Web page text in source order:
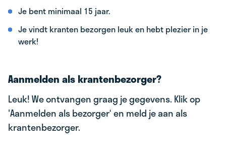
Je bent minimaal 15 jaar.
Je vindt kranten bezorgen leuk en hebt plezier in je
werk!
Aanmelden als krantenbezorger?
Leuk! We ontvangen graag je gegevens. Klik op
'Aanmelden als bezorger‘ en meld je aan als
krantenbezorger.